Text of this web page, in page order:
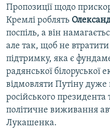
Пропозиції щодо
Кремлі роблять
поспіль, а він
але так, щоб не
підтримку, яка є
радянської білоруської
відмовляти Путіну
російського
політичне виживання
Лукашенка.